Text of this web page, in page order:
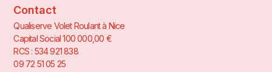
Contact
Qualiserve Volet Roulant à Nice
Capital Social 100 000,00 €
RCS : 534 921 838
09 72 51 05 25